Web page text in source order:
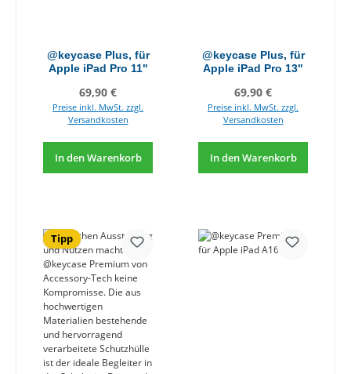
@keycase Plus, für
Apple iPad Pro 11"
Regulärer Preis:
69,90 €
Preise inkl. MwSt. zzgl.
Versandkosten
In den Warenkorb
@keycase Plus, für
Apple iPad Pro 13"
Regulärer Preis:
69,90 €
Preise inkl. MwSt. zzgl.
Versandkosten
In den Warenkorb
Tipp